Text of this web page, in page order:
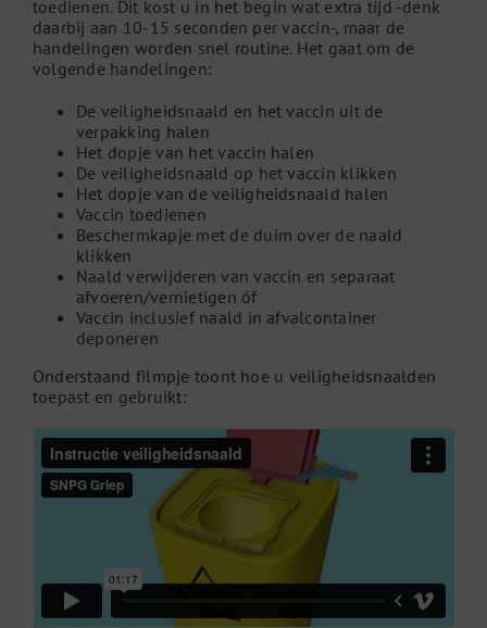
toedienen. Dit kost u in het begin wat extra tijd -denk
daarbij aan 10-15 seconden per vaccin-, maar de
handelingen worden snel routine. Het gaat om de
volgende handelingen:
De veiligheidsnaald en het vaccin uit de
verpakking halen
Het dopje van het vaccin halen
De veiligheidsnaald op het vaccin klikken
Het dopje van de veiligheidsnaald halen
Vaccin toedienen
Beschermkapje met de duim over de naald
klikken
Naald verwijderen van vaccin en separaat
afvoeren/vernietigen óf
Vaccin inclusief naald in afvalcontainer
deponeren
Onderstaand filmpje toont hoe u veiligheidsnaalden
toepast en gebruikt: